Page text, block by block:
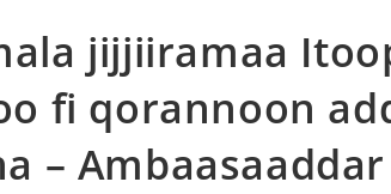
jijjiiramaa
fi qorannoon
–